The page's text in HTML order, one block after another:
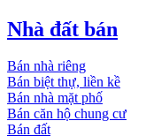
Nhà đất bán
Bán nhà riêng
Bán biệt thự, liền kề
Bán nhà mặt phố
Bán căn hộ chung cư
Bán đất